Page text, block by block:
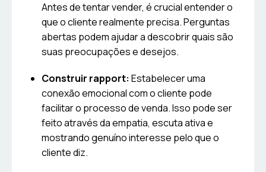
Antes de tentar vender, é crucial entender o
que o cliente realmente precisa. Perguntas
abertas podem ajudar a descobrir quais são
suas preocupações e desejos.
Construir rapport: Estabelecer uma
conexão emocional com o cliente pode
facilitar o processo de venda. Isso pode ser
feito através da empatia, escuta ativa e
mostrando genuíno interesse pelo que o
cliente diz.